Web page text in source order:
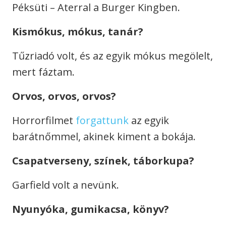
Péksüti – Aterral a Burger Kingben.
Kismókus, mókus, tanár?
Tűzriadó volt, és az egyik mókus megölelt,
mert fáztam.
Orvos, orvos, orvos?
Horrorfilmet forgattunk az egyik
barátnőmmel, akinek kiment a bokája.
Csapatverseny, színek, táborkupa?
Garfield volt a nevünk.
Nyunyóka, gumikacsa, könyv?